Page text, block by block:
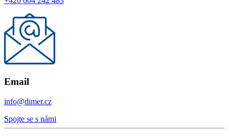
Email
info@dimer.cz
Spojte se s námi